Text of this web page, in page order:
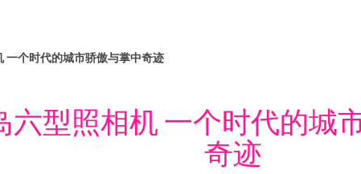
一个时代的城市骄傲与掌中奇迹
六型照相机 一个时代的城
奇迹